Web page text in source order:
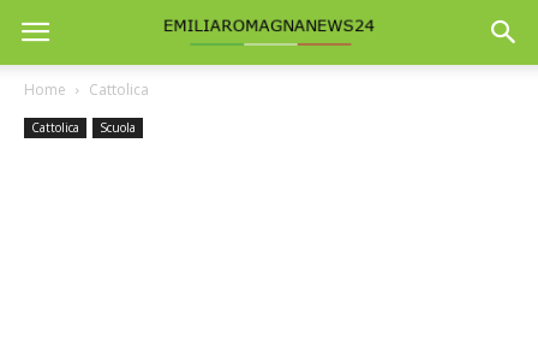
Home Cattolica
Cattolica Scuola